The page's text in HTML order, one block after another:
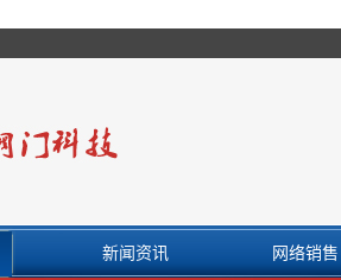
新闻资讯 网络销售